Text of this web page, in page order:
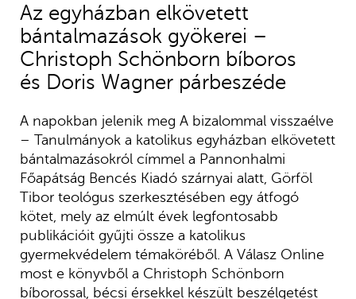
Az egyházban elkövetett
bántalmazások gyökerei –
Christoph Schönborn bíboros
és Doris Wagner párbeszéde
A napokban jelenik meg A bizalommal visszaélve
– Tanulmányok a katolikus egyházban elkövetett
bántalmazásokról címmel a Pannonhalmi
Főapátság Bencés Kiadó szárnyai alatt, Görföl
Tibor teológus szerkesztésében egy átfogó
kötet, mely az elmúlt évek legfontosabb
publikációit gyűjti össze a katolikus
gyermekvédelem témaköréből. A Válasz Online
most e könyvből a Christoph Schönborn
bíborossal, bécsi érsekkel készült beszélgetést